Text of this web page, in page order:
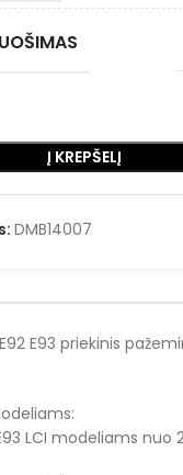
Į KREPŠELĮ
DMB14007
E93 priekinis
LCI modeliams nuo